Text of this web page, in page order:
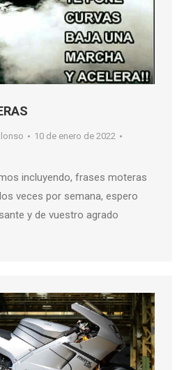
10 de enero de 2022
incluyendo, frases moteras
veces por semana, espero
y de vuestro agrado